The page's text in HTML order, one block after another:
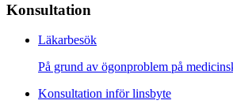
Konsultation
Läkarbesök
På grund av ögonproblem på
Konsultation inför linsbyte